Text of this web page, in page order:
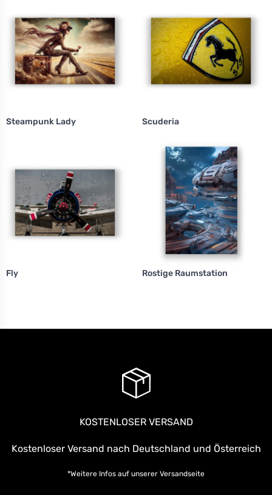
Steampunk Lady Scuderia
Fly Rostige Raumstation
KOSTENLOSER VERSAND
Kostenloser Versand nach Deutschland und Österreich
*Weitere Infos auf unserer Versandseite